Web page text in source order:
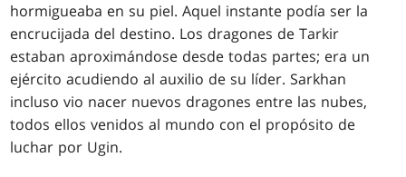
hormigueaba en su piel. Aquel instante podía ser la
encrucijada del destino. Los dragones de Tarkir
estaban aproximándose desde todas partes; era un
ejército acudiendo al auxilio de su líder. Sarkhan
incluso vio nacer nuevos dragones entre las nubes,
todos ellos venidos al mundo con el propósito de
luchar por Ugin.